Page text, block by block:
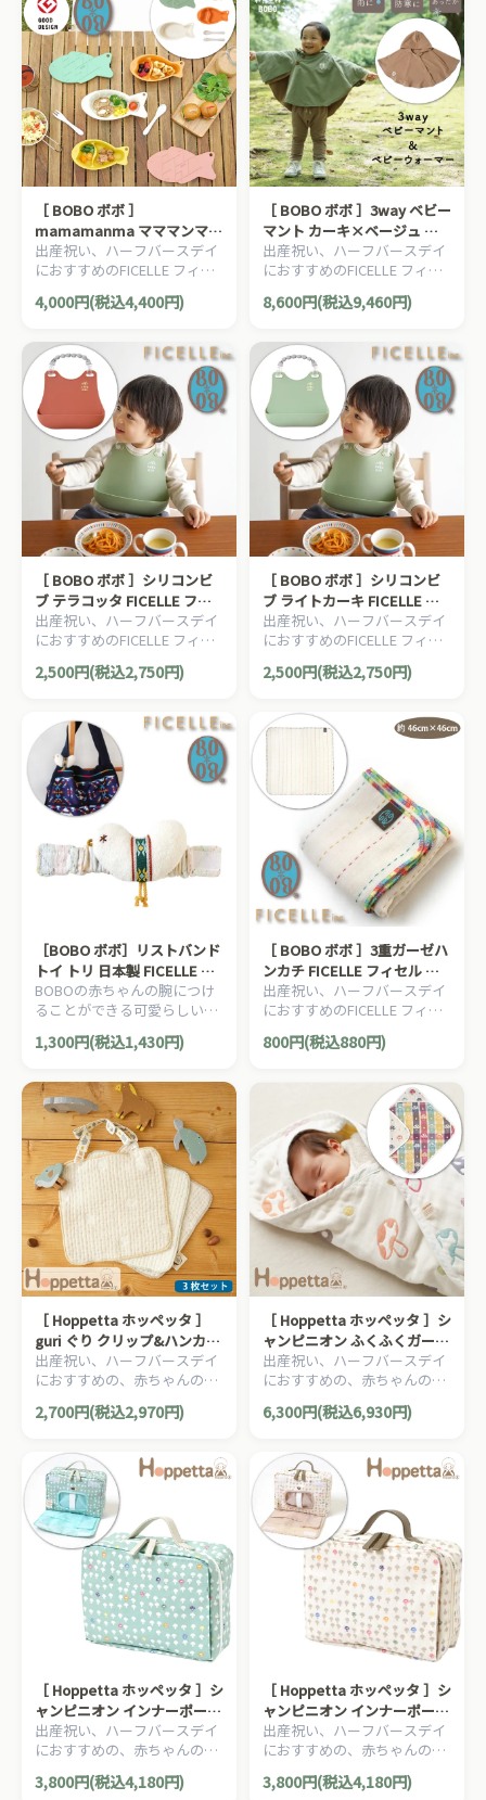
［ BOBO ボボ ］
mamamanma マママンマ
&go おさかなプレート 6点セ
ット ライトカーキ 日本製
FICELLE アウトドア
出産祝い、ハーフバースデイ
におすすめのFICELLE フィセ
用品です。
4,000円(税込4,400円)
［ BOBO ボボ ］3way ベビー
マント カーキ×ベージュ 日
本製 FICELLE フィセル ベビ
ー服 フリース レインコート
雨合羽 新生児～100cm頃まで
出産祝い、ハーフバースデイ
におすすめのFICELLE フィセ
用品です。
8,600円(税込9,460円)
［ BOBO ボボ ］シリコンビ
ブ テラコッタ FICELLE フィ
セル 撥水 お出かけ
出産祝い、ハーフバースデイ
におすすめのFICELLE フィセ
用品です。
2,500円(税込2,750円)
［ BOBO ボボ ］シリコンビ
ブ ライトカーキ FICELLE フ
ィセル 撥水 お出かけ
出産祝い、ハーフバースデイ
におすすめのFICELLE フィセ
用品です。
2,500円(税込2,750円)
［BOBO ボボ］リストバンド
トイ トリ 日本製 FICELLE フ
ィセル ベビーカートイ ラト
ル ガラガラ
BOBOの赤ちゃんの腕につけ
ることができる可愛らしい小
ラ）。ベビーカートイとして
1,300円(税込1,430円)
［ BOBO ボボ ］3重ガーゼハ
ンカチ FICELLE フィセル 約
46cm×46cm
出産祝い、ハーフバースデイ
におすすめのFICELLE フィセ
用品です。
800円(税込880円)
［ Hoppetta ホッペッタ ］
guri ぐり クリップ&ハンカチ
スタイ 3枚セット FICELLE フ
ィセル 日本製 よだれかけ お
しゃぶりホルダー
出産祝い、ハーフバースデイ
におすすめの、赤ちゃんのほ
な暖かさを大切にした、
＆ベビー用品です。
2,700円(税込2,970円)
［ Hoppetta ホッペッタ ］シ
ャンピニオン ふくふくガーゼ
6重ガーゼ アフガン FICELLE
フィセル 日本製 おくるみ 授
乳ケープ ベビーカー用ブラン
ケット 約85×85cm
出産祝い、ハーフバースデイ
におすすめの、赤ちゃんのほ
な暖かさを大切にした、
＆ベビー用品です。
6,300円(税込6,930円)
［ Hoppetta ホッペッタ ］シ
ャンピニオン インナーポーチ
ブルーサーフ FICELLE フィセ
ル 消臭加工 サコッシュ オム
ツ入れ
出産祝い、ハーフバースデイ
におすすめの、赤ちゃんのほ
な暖かさを大切にした、
3,800円(税込4,180円)
［ Hoppetta ホッペッタ ］シ
ャンピニオン インナーポーチ
バニラアイス FICELLE フィセ
ル 消臭加工 サコッシュ オム
ツ入れ
出産祝い、ハーフバースデイ
におすすめの、赤ちゃんのほ
な暖かさを大切にした、
3,800円(税込4,180円)